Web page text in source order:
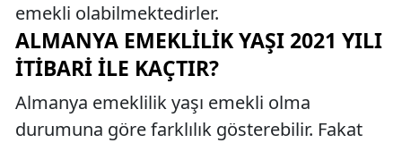
emekli olabilmektedirler.
ALMANYA EMEKLILIK YAŞI 2021 YILI
İTIBARI İLE KAÇTIR?
Almanya emeklilik yaşı emekli olma
durumuna göre farklılık gösterebilir. Fakat